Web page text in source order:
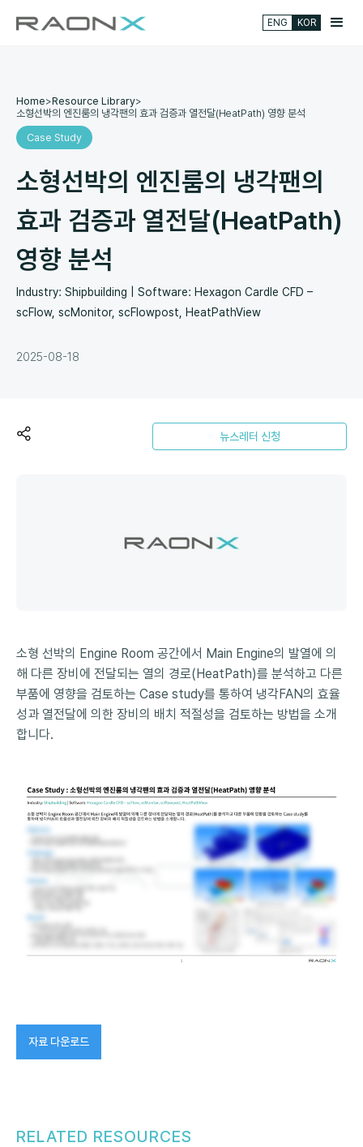
ENG KOR
Home>Resource Library>
소형선박의 엔진룸의 냉각팬의 효과 검증과 열전달(HeatPath) 영향 분석
Case Study
소형선박의 엔진룸의 냉각팬의
효과 검증과 열전달(HeatPath)
영향 분석
Industry: Shipbuilding | Software: Hexagon Cardle CFD –
scFlow, scMonitor, scFlowpost, HeatPathView
2025-08-18
뉴스레터 신청
소형 선박의 Engine Room 공간에서 Main Engine의 발열에 의
해 다른 장비에 전달되는 열의 경로(HeatPath)를 분석하고 다른
부품에 영향을 검토하는 Case study를 통하여 냉각FAN의 효율
성과 열전달에 의한 장비의 배치 적절성을 검토하는 방법을 소개
합니다.
자료 다운로드
RELATED RESOURCES